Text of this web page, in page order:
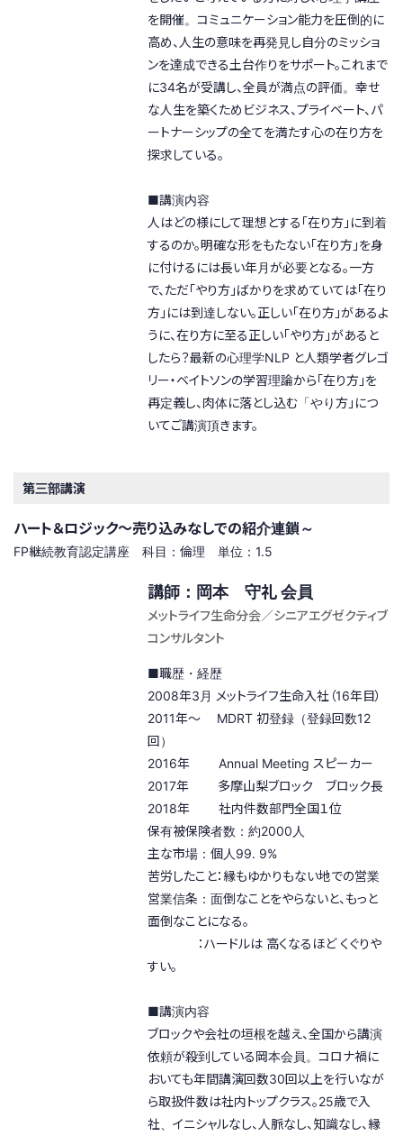
を開催。コミュニケーション能力を圧倒的に
高め、人生の意味を再発見し自分のミッショ
ンを達成できる土台作りをサポート。これまで
に34名が受講し、全員が満点の評価。幸せ
な人生を築くためビジネス、プライベート、パ
ートナーシップの全てを満たす心の在り方を
探求している。
■講演内容
人はどの様にして理想とする「在り方」に到着
するのか。明確な形をもたない「在り方」を身
に付けるには長い年月が必要となる。一方
で、ただ「やり方」ばかりを求めていては「在り
方」には到達しない。正しい「在り方」があるよ
うに、在り方に至る正しい「やり方」があると
したら？最新の心理学NLP と人類学者グレゴ
リー・ベイトソンの学習理論から「在り方」を
再定義し、肉体に落とし込む「やり方」につ
いてご講演頂きます。
第三部講演
ハート＆ロジック～売り込みなしでの紹介連鎖～
FP継続教育認定講座 科目：倫理 単位：1.5
講師：岡本 守礼 会員
メットライフ生命分会／シニアエグゼクティブ
コンサルタント
■職歴・経歴
2008年3月 メットライフ生命入社（16年目）
2011年〜 MDRT 初登録（登録回数12
回）
2016年 Annual Meeting スピーカー
2017年 多摩山梨ブロック ブロック長
2018年 社内件数部門全国１位
保有被保険者数：約2000人
主な市場：個人99. 9%
苦労したこと：縁もゆかりもない地での営業
営業信条：面倒なことをやらないと、もっと
面倒なことになる。
：ハードルは 高くなるほど くぐりや
すい。
■講演内容
ブロックや会社の垣根を越え、全国から講演
依頼が殺到している岡本会員。コロナ禍に
おいても年間講演回数30回以上を行いなが
ら取扱件数は社内トップクラス。25歳で入
社、イニシャルなし、人脈なし、知識なし、縁